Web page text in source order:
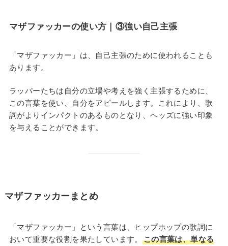
マザファッカーの使い方 ｜③強い自己主張
「マザファッカー」は、自己主張のために使われることも
あります。
ラッパーたちは自分の立場や考えを強く主張するために、
この言葉を使い、自分をアピールします。これにより、歌
詞がよりインパクトのあるものとなり、ヘッズに強い印象
を与えることができます。
マザファッカーまとめ
「マザファッカー」という言葉は、ヒップホップの歌詞に
おいて重要な役割を果たしています。
この言葉は、単なる